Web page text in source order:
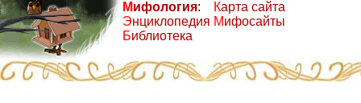
Мифология:
Энциклопедия
Библиотека
Карта сайта
Мифосайты